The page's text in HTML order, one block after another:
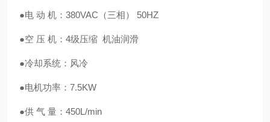
●电 动 机：380VAC（三相） 50HZ
●空 压 机：4级压缩 机油润滑
●冷却系统：风冷
●电机功率：7.5KW
●供 气 量：450L/min